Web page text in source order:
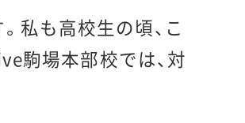
私も高校生の頃、こ
駒場本部校では、対